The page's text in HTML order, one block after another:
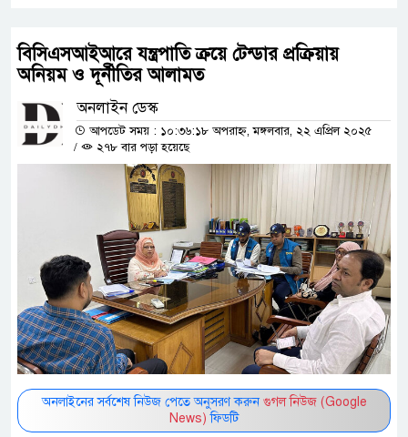
বিসিএসআইআরে যন্ত্রপাতি ক্রয়ে টেন্ডার প্রক্রিয়ায়
অনিয়ম ও দূর্নীতির আলামত
অনলাইন ডেস্ক
আপডেট সময় : ১০:৩৬:১৮ অপরাহ্ন, মঙ্গলবার, ২২ এপ্রিল ২০২৫
/
২৭৮ বার পড়া হয়েছে
অনলাইনের সর্বশেষ নিউজ পেতে অনুসরণ করুন গুগল নিউজ (Google
News) ফিডটি